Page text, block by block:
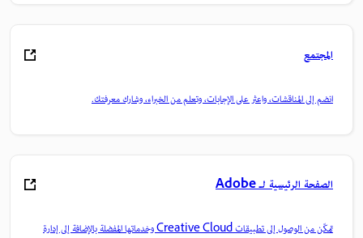
المجتمع
انضم إلى المناقشات، واعثر على الإجابات، وتعلم من الخبراء، وشارك معرفتك.
الصفحة الرئيسية لـ Adobe
تمكّن من الوصول إلى تطبيقات Creative Cloud وخدماتها المفضلة بالإضافة إلى إدارة